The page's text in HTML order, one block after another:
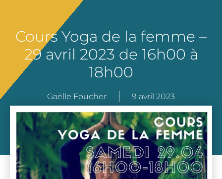
Cours Yoga de la femme –
29 avril 2023 de 16h00 à
18h00
Gaëlle Foucher 9 avril 2023